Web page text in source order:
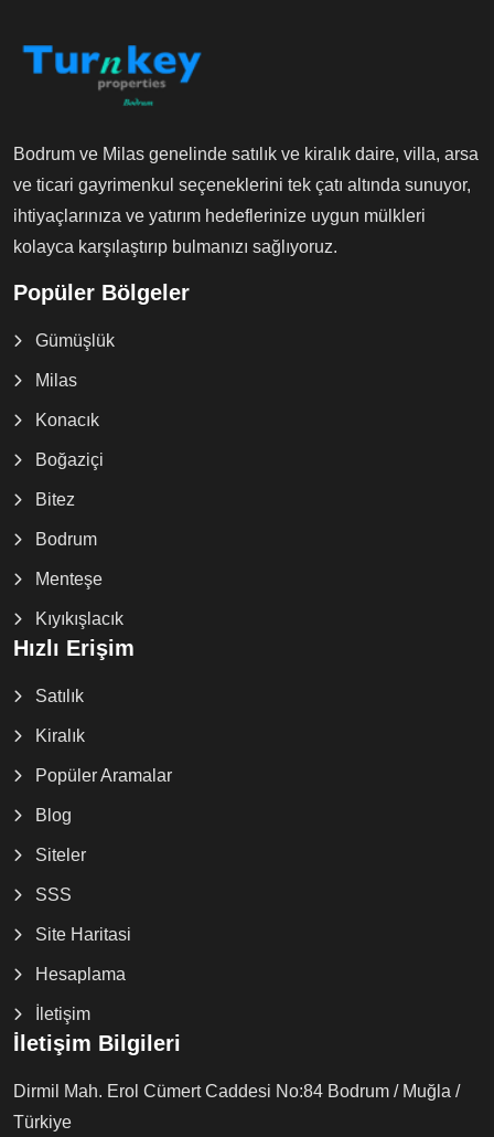
Bodrum ve Milas genelinde satılık ve kiralık daire, villa, arsa
ve ticari gayrimenkul seçeneklerini tek çatı altında sunuyor,
ihtiyaçlarınıza ve yatırım hedeflerinize uygun mülkleri
kolayca karşılaştırıp bulmanızı sağlıyoruz.
Popüler Bölgeler
Gümüşlük
Milas
Konacık
Boğaziçi
Bitez
Bodrum
Menteşe
Kıyıkışlacık
Hızlı Erişim
Satılık
Kiralık
Popüler Aramalar
Blog
Siteler
SSS
Site Haritasi
Hesaplama
İletişim
İletişim Bilgileri
Dirmil Mah. Erol Cümert Caddesi No:84 Bodrum / Muğla /
Türkiye